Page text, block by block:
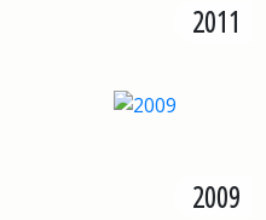
2011
2009